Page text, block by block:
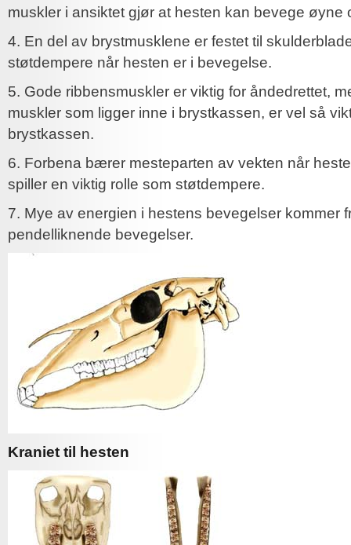
muskler i ansiktet gjør at hesten kan bevege øyne
4. En del av brystmusklene er festet til
støtdempere når hesten er i bevegelse.
5. Gode ribbensmuskler er viktig for åndedrettet,
muskler som ligger inne i brystkassen, er vel så
brystkassen.
6. Forbena bærer mesteparten av vekten når
spiller en viktig rolle som støtdempere.
7. Mye av energien i hestens bevegelser kommer
pendelliknende bevegelser.
Kraniet til hesten